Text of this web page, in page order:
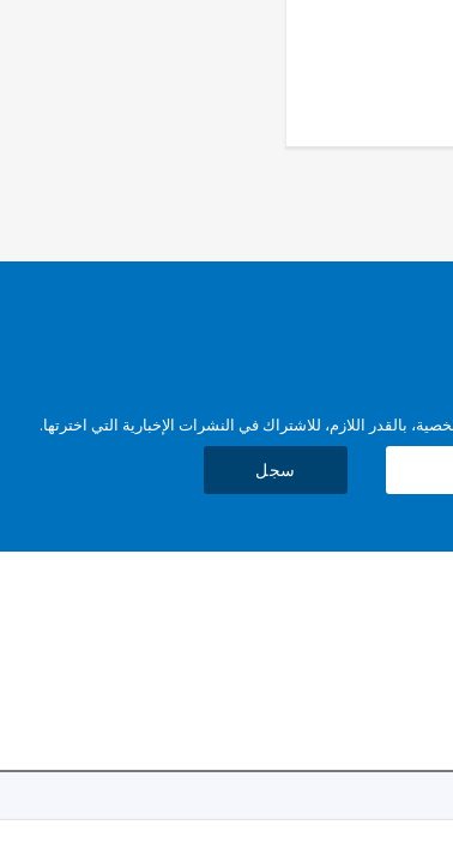
بالقدر اللازم، للاشتراك في النشرات الإخبارية التي اخترتها.
سجل